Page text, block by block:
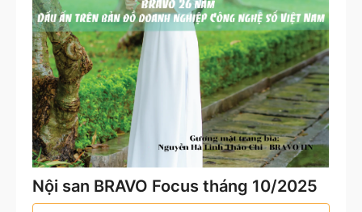
Nội san BRAVO Focus tháng 10/2025